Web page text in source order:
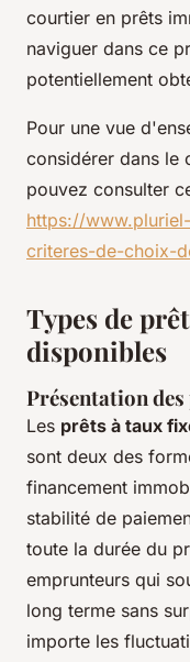
courtier en prêts
naviguer dans ce
potentiellement
Pour une vue
considérer dans le
pouvez consulter
https://
criteres-de-choix-
Types de
disponibles
Présentation
Les prêts à taux
sont deux des
financement
stabilité de
toute la durée du
emprunteurs qui
long terme sans
importe les